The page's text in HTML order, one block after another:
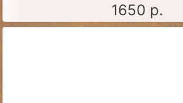
1650 р.